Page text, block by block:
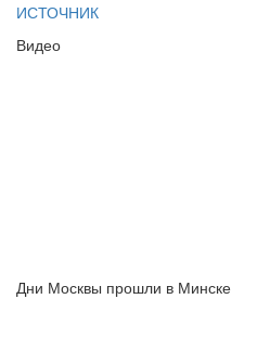
ИСТОЧНИК
Видео
Дни Москвы прошли в Минске